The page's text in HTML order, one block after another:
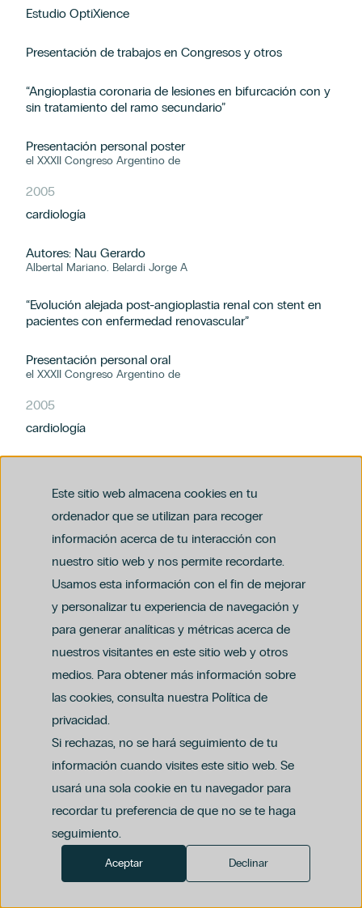
Este sitio web almacena cookies en tu
ordenador que se utilizan para recoger
información acerca de tu interacción con
nuestro sitio web y nos permite recordarte.
Usamos esta información con el fin de mejorar
y personalizar tu experiencia de navegación y
para generar analíticas y métricas acerca de
nuestros visitantes en este sitio web y otros
medios. Para obtener más información sobre
las cookies, consulta nuestra Política de
privacidad.
Si rechazas, no se hará seguimiento de tu
información cuando visites este sitio web. Se
usará una sola cookie en tu navegador para
recordar tu preferencia de que no se te haga
seguimiento.
Aceptar Declinar
Estudio OptiXience
Presentación de trabajos en Congresos y otros
“Angioplastia coronaria de lesiones en bifurcación con y
sin tratamiento del ramo secundario”
Presentación personal poster
el XXXII Congreso Argentino de
2005
cardiología
Autores: Nau Gerardo
Albertal Mariano. Belardi Jorge A
“Evolución alejada post-angioplastia renal con stent en
pacientes con enfermedad renovascular”
Presentación personal oral
el XXXII Congreso Argentino de
2005
cardiología
“Evaluación de calidad de una residencia en cardiología:
comparación de las opiniones de los egresados y sus
2004
Presentación poster en el 11° International Ottawa
Conference on medical education
Barcelona
Autores: Alves
“La glucemia como predictor de mortalidad intra-
hospitalaria en
pacientes cursando un infarto agudo de miocardio”
Presentación personal oral
el XXXIII Congreso Argentino de
cardiología